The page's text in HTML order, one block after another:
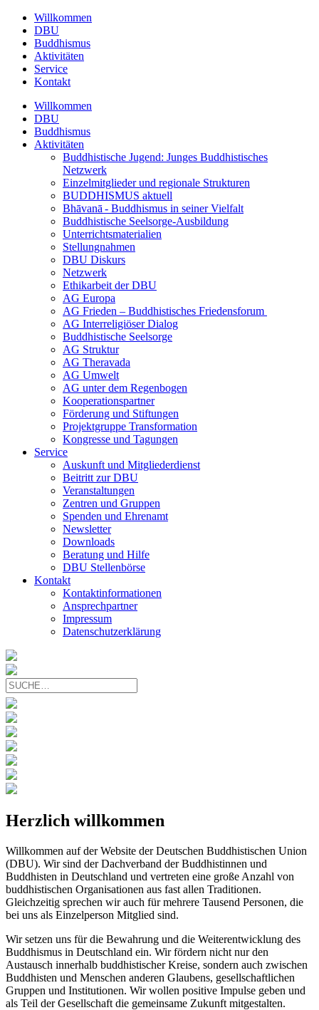
Willkommen
DBU
Buddhismus
Aktivitäten
Service
Kontakt
Willkommen
DBU
Buddhismus
Aktivitäten
Buddhistische Jugend: Junges Buddhistisches
Netzwerk
Einzelmitglieder und regionale Strukturen
BUDDHISMUS aktuell
Bhāvanā - Buddhismus in seiner Vielfalt
Buddhistische Seelsorge-Ausbildung
Unterrichtsmaterialien
Stellungnahmen
DBU Diskurs
Netzwerk
Ethikarbeit der DBU
AG Europa
AG Frieden – Buddhistisches Friedensforum
AG Interreligiöser Dialog
Buddhistische Seelsorge
AG Struktur
AG Theravada
AG Umwelt
AG unter dem Regenbogen
Kooperationspartner
Förderung und Stiftungen
Projektgruppe Transformation
Kongresse und Tagungen
Service
Auskunft und Mitgliederdienst
Beitritt zur DBU
Veranstaltungen
Zentren und Gruppen
Spenden und Ehrenamt
Newsletter
Downloads
Beratung und Hilfe
DBU Stellenbörse
Kontakt
Kontaktinformationen
Ansprechpartner
Impressum
Datenschutzerklärung
Herzlich willkommen
Willkommen auf der Website der Deutschen Buddhistischen Union
(DBU). Wir sind der Dachverband der Buddhistinnen und
Buddhisten in Deutschland und vertreten eine große Anzahl von
buddhistischen Organisationen aus fast allen Traditionen.
Gleichzeitig sprechen wir auch für mehrere Tausend Personen, die
bei uns als Einzelperson Mitglied sind.
Wir setzen uns für die Bewahrung und die Weiterentwicklung des
Buddhismus in Deutschland ein. Wir fördern nicht nur den
Austausch innerhalb buddhistischer Kreise, sondern auch zwischen
Buddhisten und Menschen anderen Glaubens, gesellschaftlichen
Gruppen und Institutionen. Wir wollen positive Impulse geben und
als Teil der Gesellschaft die gemeinsame Zukunft mitgestalten.